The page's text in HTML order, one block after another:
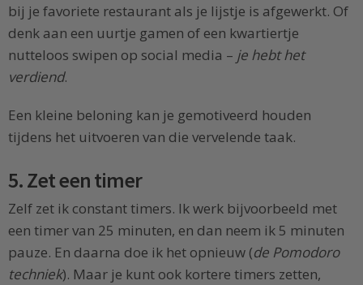
bij je favoriete restaurant als je lijstje is afgewerkt. Of
denk aan een uurtje gamen of een kwartiertje
nutteloos swipen op social media – je hebt het
verdiend.
Een kleine beloning kan je gemotiveerd houden
tijdens het uitvoeren van die vervelende taak.
5. Zet een timer
Zelf zet ik constant timers. Ik werk bijvoorbeeld met
een timer van 25 minuten, en dan neem ik 5 minuten
pauze. En daarna doe ik het opnieuw (de Pomodoro
techniek). Maar je kunt ook kortere timers zetten,